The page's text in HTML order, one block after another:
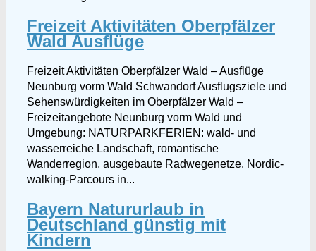
Freizeit Aktivitäten Oberpfälzer
Wald Ausflüge
Freizeit Aktivitäten Oberpfälzer Wald – Ausflüge
Neunburg vorm Wald Schwandorf Ausflugsziele und
Sehenswürdigkeiten im Oberpfälzer Wald –
Freizeitangebote Neunburg vorm Wald und
Umgebung: NATURPARKFERIEN: wald- und
wasserreiche Landschaft, romantische
Wanderregion, ausgebaute Radwegenetze. Nordic-
walking-Parcours in...
Bayern Natururlaub in
Deutschland günstig mit
Kindern